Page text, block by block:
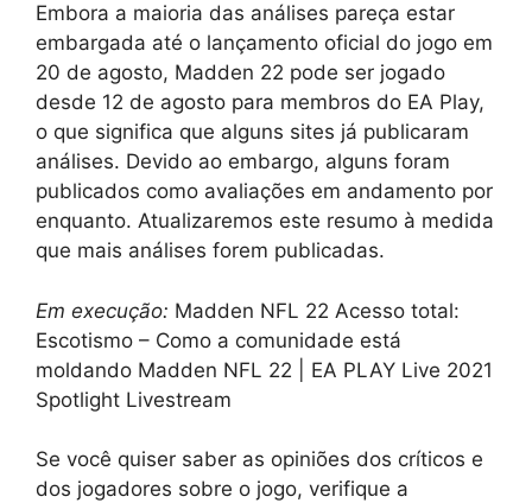
Embora a maioria das análises pareça estar
embargada até o lançamento oficial do jogo em
20 de agosto, Madden 22 pode ser jogado
desde 12 de agosto para membros do EA Play,
o que significa que alguns sites já publicaram
análises. Devido ao embargo, alguns foram
publicados como avaliações em andamento por
enquanto. Atualizaremos este resumo à medida
que mais análises forem publicadas.
Em execução: Madden NFL 22 Acesso total:
Escotismo – Como a comunidade está
moldando Madden NFL 22 | EA PLAY Live 2021
Spotlight Livestream
Se você quiser saber as opiniões dos críticos e
dos jogadores sobre o jogo, verifique a